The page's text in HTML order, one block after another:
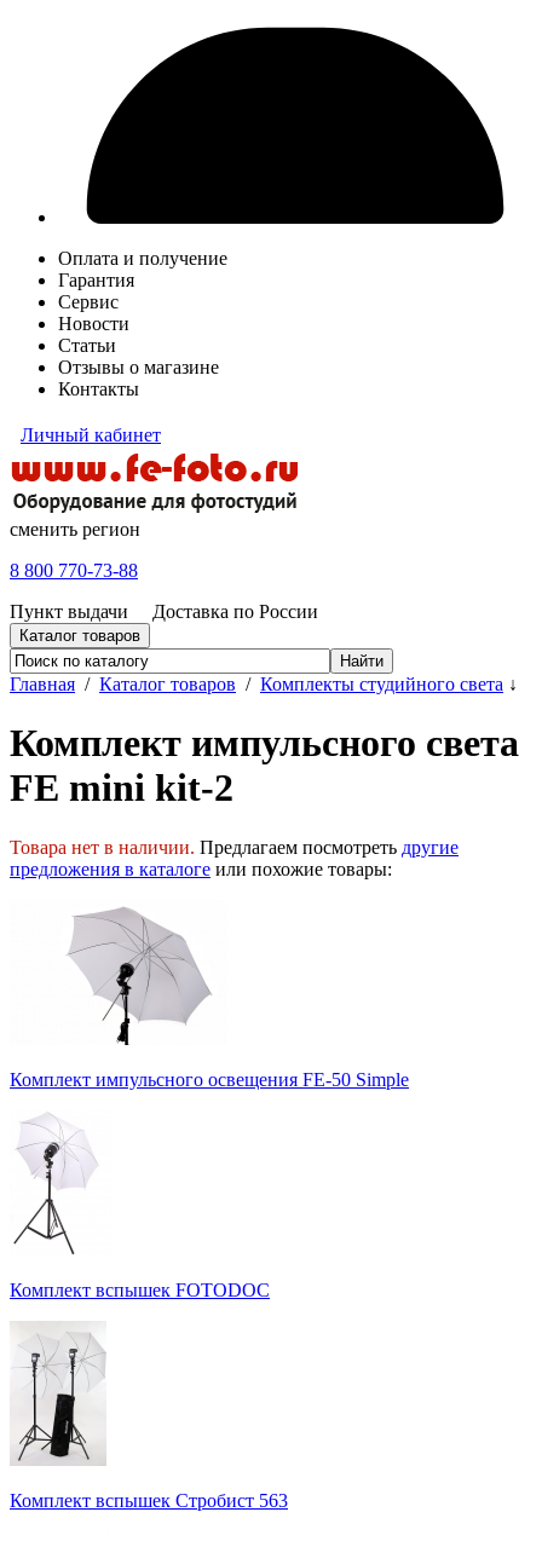
Оплата и получение
Гарантия
Сервис
Новости
Статьи
Отзывы о магазине
Контакты
Личный кабинет
сменить регион
8 800 770-73-88
Пункт выдачи
Доставка по России
Каталог товаров
Главная / Каталог товаров / Комплекты студийного света ↓
Комплект импульсного света
FE mini kit-2
Товара нет в наличии. Предлагаем посмотреть другие
предложения в каталоге или похожие товары:
Комплект импульсного освещения FE-50 Simple
Комплект вспышек FOTODOC
Комплект вспышек Стробист 563